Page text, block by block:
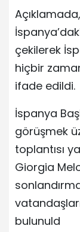
çekilerek
hiçbir
ifade edildi.
İspanya
görüşmek
toplantısı
Giorgia
bulunuld